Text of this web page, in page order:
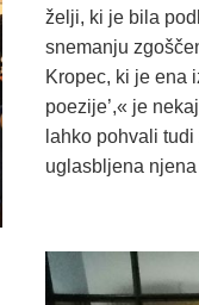
želji, ki je bila
snemanju
Kropec, ki je ena
poezije’,« je
lahko pohvali
uglasbljena